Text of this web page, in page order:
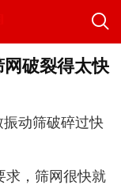
破裂得太快
动筛破碎过快
，筛网很快就